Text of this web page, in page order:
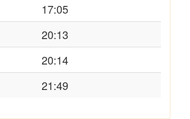
17:05
20:13
20:14
21:49